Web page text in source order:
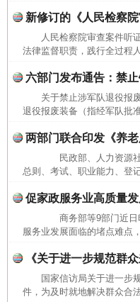
新修订的《人民检察
人民检察院审查案件
法律监督职责，践行全过程
六部门发布通告：禁
关于禁止涉军队退役
退役报废装备（指经军队批
两部门联合印发《养
民政部、人力资源社
总则、考试、职业能力、登
促家政服务业高质量
商务部等9部门近日
服务业发展面临的堵点难
《关于进一步规范群
国家信访局关于进一步
件，为及时就地解决群众合
网上购药对药